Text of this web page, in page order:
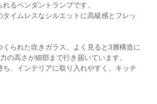
るペンダントランプです。
イムレスなシルエットに高級感とフレッ
られた吹きガラス。よく見ると3層構造に
の高さが細部まで行き届いています。
、インテリアに取り入れやすく、キッチ